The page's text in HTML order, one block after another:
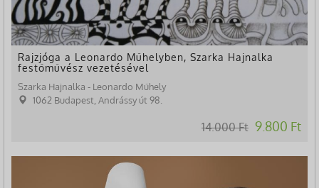
Rajzjóga a Leonardo Műhelyben, Szarka Hajnalka
festőművész vezetésével
Szarka Hajnalka - Leonardo Műhely
1062 Budapest, Andrássy út 98.
14.000 Ft 9.800 Ft